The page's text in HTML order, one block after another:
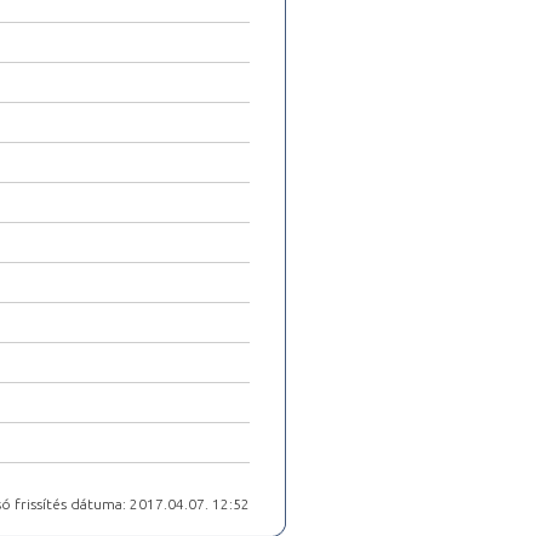
frissítés dátuma: 2017.04.07. 12:52